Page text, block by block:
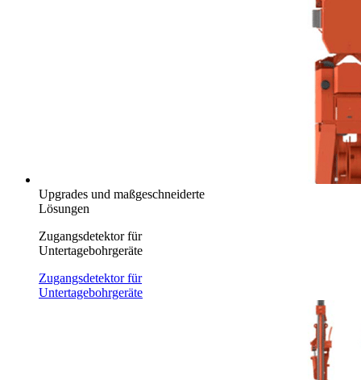
Upgrades und maßgeschneiderte
Lösungen
Zugangsdetektor für
Untertagebohrgeräte
Zugangsdetektor für
Untertagebohrgeräte